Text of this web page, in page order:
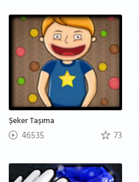
Şeker Taşıma
46535 73